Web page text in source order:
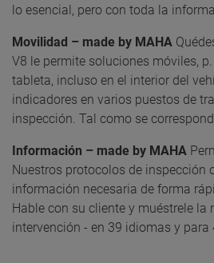
lo esencial, pero con toda la
Movilidad – made by MAHA
V8 le permite soluciones móviles,
tableta, incluso en el interior del
indicadores en varios puestos de
inspección. Tal como se
Información – made by MAHA
Nuestros protocolos de inspección
información necesaria de forma
Hable con su cliente y muéstrele la
intervención - en 39 idiomas y para